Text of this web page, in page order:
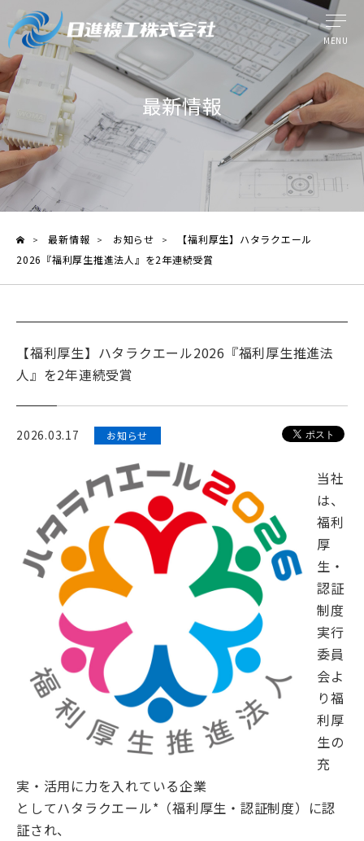
MENU
ウォータージェット工法
提供サービス
日進機工の技術力
ケーススタディ
製品情報
よくある質問
採用情報
お問い合わせ
/
最新情報
> 最新情報 > お知らせ >
【福利厚生】ハタラクエール
2026『福利厚生推進法人』を2年連続受賞
【福利厚生】ハタラクエール2026『福利厚生推進法
人』を2年連続受賞
2026.03.17 お知らせ
当社
は、
福利
厚
生・
認証
制度
実行
委員
会よ
り福
利厚
生の
充
実・活用に力を入れている企業
としてハタラクエール*（福利厚生・認証制度）に認
証され、